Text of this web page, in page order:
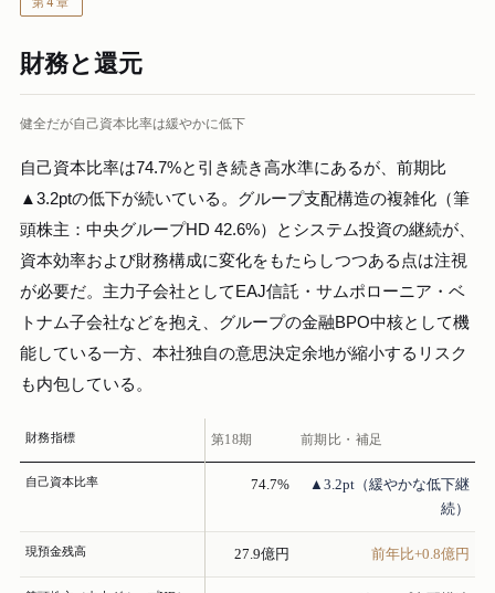
財務と還元
健全だが自己資本比率は緩やかに低下
自己資本比率は74.7%と引き続き高水準にあるが、前期比
▲3.2ptの低下が続いている。グループ支配構造の複雑化（筆
頭株主：中央グループHD 42.6%）とシステム投資の継続が、
資本効率および財務構成に変化をもたらしつつある点は注視
が必要だ。主力子会社としてEAJ信託・サムポローニア・ベ
トナム子会社などを抱え、グループの金融BPO中核として機
能している一方、本社独自の意思決定余地が縮小するリスク
も内包している。
財務指標 第18期 前期比・補足
自己資本比率 74.7%
▲3.2pt（緩やかな低下継
続）
現預金残高 27.9億円 前年比+0.8億円